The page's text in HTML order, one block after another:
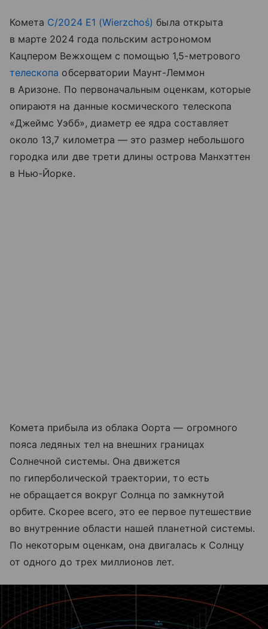
Комета C/2024 E1 (Wierzchoś) была открыта
в марте 2024 года польским астрономом
Кацпером Вежхощем с помощью 1,5-метрового
телескопа обсерватории Маунт-Леммон
в Аризоне. По первоначальным оценкам, которые
опираютя на данные космического телескопа
«Джеймс Уэбб», диаметр ее ядра составляет
около 13,7 километра — это размер небольшого
городка или две трети длины острова Манхэттен
в Нью-Йорке.
Комета прибыла из облака Оорта — огромного
пояса ледяных тел на внешних границах
Солнечной системы. Она движется
по гиперболической траектории, то есть
не обращается вокруг Солнца по замкнутой
орбите. Скорее всего, это ее первое путешествие
во внутренние области нашей планетной системы.
По некоторым оценкам, она двигалась к Солнцу
от одного до трех миллионов лет.